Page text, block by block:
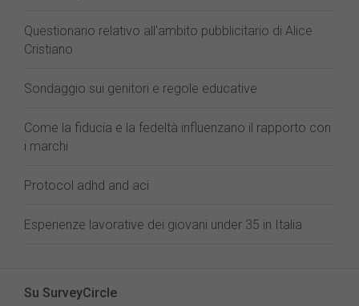
Questionario relativo all'ambito pubblicitario di Alice
Cristiano
Sondaggio sui genitori e regole educative
Come la fiducia e la fedeltà influenzano il rapporto con
i marchi
Protocol adhd and aci
Esperienze lavorative dei giovani under 35 in Italia
Su SurveyCircle